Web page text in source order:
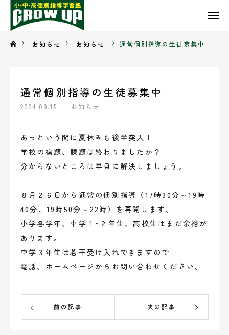
お知らせ お知らせ 通常個別指導の生徒募集中
通常個別指導の生徒募集中
2024.08.15 お知らせ
あっという間に夏休みも後半突入！
学校の宿題、課題は終わりましたか？
分からないところは早目に解決しましょう。
８月２６日から通常の個別指導（17時30分～19時
40分、19時50分～22時）を再開します。
小学各学年、中学１･２年生、高校生はまだ余裕が
あります。
中学３年生は若干受け入れできますので
電話、ホームページからお問い合わせください。
前の記事 次の記事
TEL ACCESS
TOP
入塾の流れ
料金案内
お知らせ
お問い合わせ